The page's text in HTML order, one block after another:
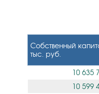
Собственный
тыс. руб.
10 635
10 599